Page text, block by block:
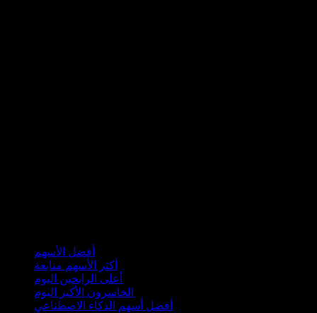
أفضل الأسهم
أكثر الأسهم متابعة
أعلى الرابحين اليوم
الخاسرون الأكبر اليوم
أفضل أسهم الذكاء الاصطناعي